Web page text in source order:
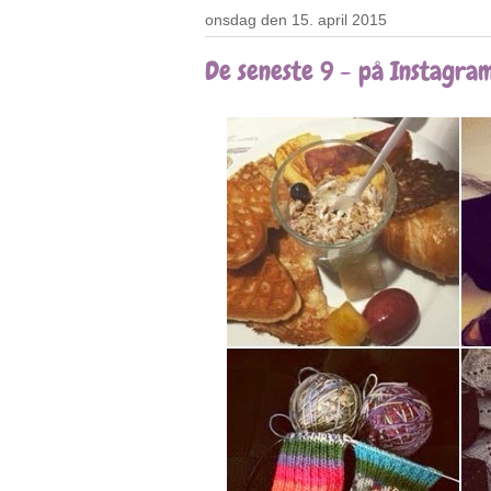
onsdag den 15. april 2015
De seneste 9 - på